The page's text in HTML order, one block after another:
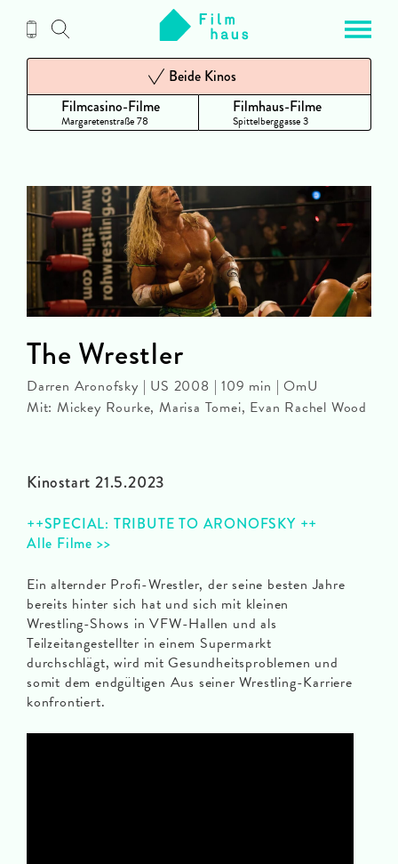
Inhalt
Filmcasino-Filme
Margaretenstraße 78
Beide Kinos
Filmhaus-Filme
Spittelberggasse 3
Kinostart 21.5.2023
++SPECIAL: TRIBUTE TO ARONOFSKY ++
Alle Filme >>
Ein alternder Profi-Wrestler, der seine besten Jahre
bereits hinter sich hat und sich mit kleinen
Wrestling-Shows in VFW-Hallen und als
Teilzeitangestellter in einem Supermarkt
durchschlägt, wird mit Gesundheitsproblemen und
somit dem endgültigen Aus seiner Wrestling-Karriere
konfrontiert.
The Wrestler
Darren Aronofsky | US 2008 | 109 min | OmU
Mit: Mickey Rourke, Marisa Tomei, Evan Rachel Wood